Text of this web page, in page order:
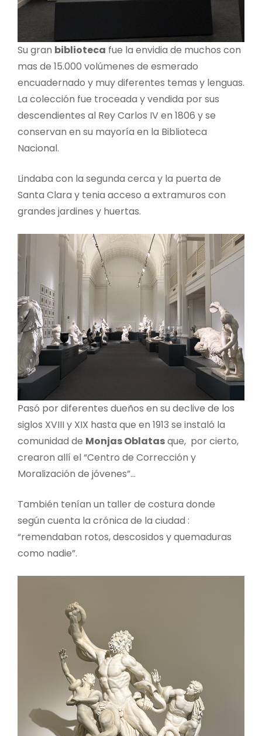
Su gran biblioteca fue la envidia de muchos con
mas de 15.000 volúmenes de esmerado
encuadernado y muy diferentes temas y lenguas.
La colección fue troceada y vendida por sus
descendientes al Rey Carlos IV en 1806 y se
conservan en su mayoría en la Biblioteca
Nacional.
Lindaba con la segunda cerca y la puerta de
Santa Clara y tenia acceso a extramuros con
grandes jardines y huertas.
Pasó por diferentes dueños en su declive de los
siglos XVIII y XIX hasta que en 1913 se instaló la
comunidad de Monjas Oblatasque, por cierto,
crearon allí el “Centro de Corrección y
Moralización de jóvenes”…
También tenían un taller de costura donde
según cuenta la crónica de la ciudad :
“remendaban rotos, descosidos y quemaduras
como nadie”.